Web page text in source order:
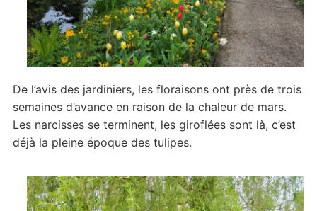
De l’avis des jardiniers, les floraisons ont près de trois
semaines d’avance en raison de la chaleur de mars.
Les narcisses se terminent, les giroflées sont là, c’est
déjà la pleine époque des tulipes.